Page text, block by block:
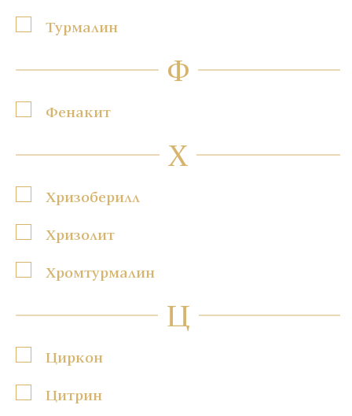
Турмалин
Ф
Фенакит
Х
Хризоберилл
Хризолит
Хромтурмалин
Ц
Циркон
Цитрин